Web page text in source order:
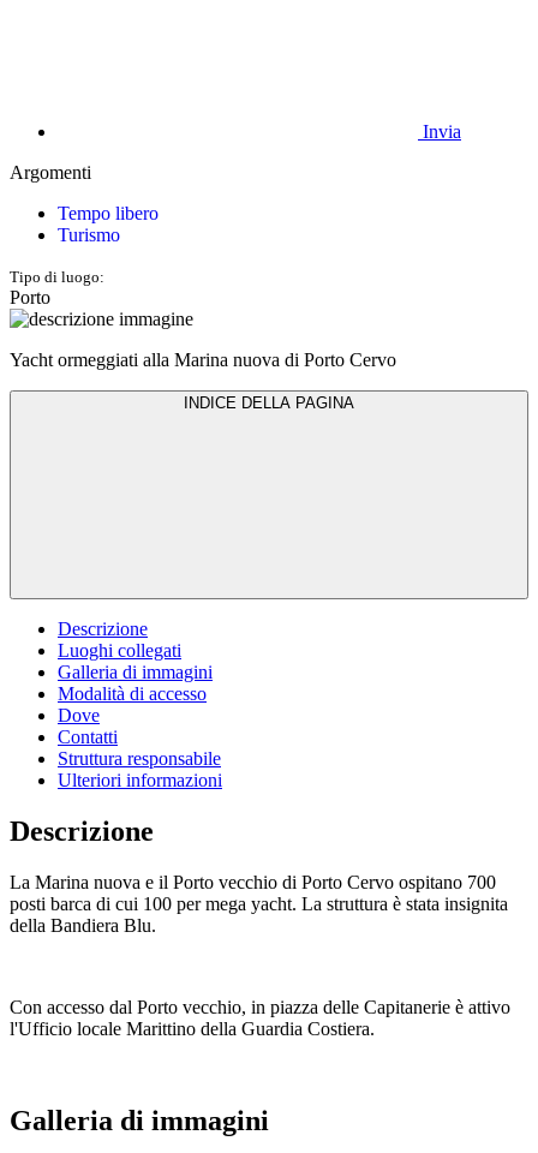
Invia
Argomenti
Tempo libero
Turismo
Tipo di luogo:
Porto
Yacht ormeggiati alla Marina nuova di Porto Cervo
Descrizione
Luoghi collegati
Galleria di immagini
Modalità di accesso
Dove
Contatti
Struttura responsabile
Ulteriori informazioni
Descrizione
La Marina nuova e il Porto vecchio di Porto Cervo ospitano 700
posti barca di cui 100 per mega yacht. La struttura è stata insignita
della Bandiera Blu.
Con accesso dal Porto vecchio, in piazza delle Capitanerie è attivo
l'Ufficio locale Marittino della Guardia Costiera.
Galleria di immagini